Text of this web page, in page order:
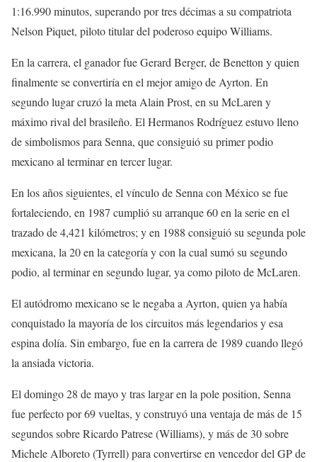
1:16.990 minutos, superando por tres décimas a su compatriota
Nelson Piquet, piloto titular del poderoso equipo Williams.
En la carrera, el ganador fue Gerard Berger, de Benetton y quien
finalmente se convertiría en el mejor amigo de Ayrton. En
segundo lugar cruzó la meta Alain Prost, en su McLaren y
máximo rival del brasileño. El Hermanos Rodríguez estuvo lleno
de simbolismos para Senna, que consiguió su primer podio
mexicano al terminar en tercer lugar.
En los años siguientes, el vínculo de Senna con México se fue
fortaleciendo, en 1987 cumplió su arranque 60 en la serie en el
trazado de 4,421 kilómetros; y en 1988 consiguió su segunda pole
mexicana, la 20 en la categoría y con la cual sumó su segundo
podio, al terminar en segundo lugar, ya como piloto de McLaren.
El autódromo mexicano se le negaba a Ayrton, quien ya había
conquistado la mayoría de los circuitos más legendarios y esa
espina dolía. Sin embargo, fue en la carrera de 1989 cuando llegó
la ansiada victoria.
El domingo 28 de mayo y tras largar en la pole position, Senna
fue perfecto por 69 vueltas, y construyó una ventaja de más de 15
segundos sobre Ricardo Patrese (Williams), y más de 30 sobre
Michele Alboreto (Tyrrell) para convertirse en vencedor del GP de